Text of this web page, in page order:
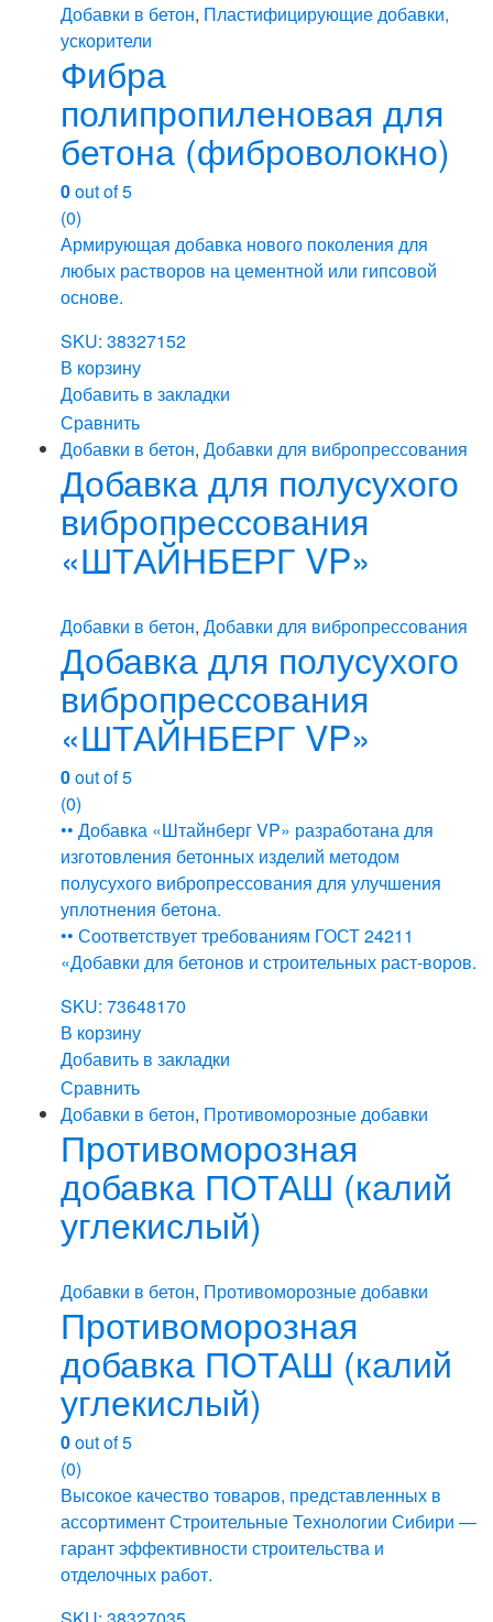
Добавки в бетон, Пластифицирующие добавки,
ускорители
Фибра
полипропиленовая для
бетона (фиброволокно)
0out of 5
(0)
Армирующая добавка нового поколения для
любых растворов на цементной или гипсовой
основе.
SKU: 38327152
В корзину
Добавить в закладки
Сравнить
Добавки в бетон, Добавки для вибропрессования
Добавка для полусухого
вибропрессования
«ШТАЙНБЕРГ VP»
Добавки в бетон, Добавки для вибропрессования
Добавка для полусухого
вибропрессования
«ШТАЙНБЕРГ VP»
0out of 5
(0)
•• Добавка «Штайнберг VP» разработана для
изготовления бетонных изделий методом
полусухого вибропрессования для улучшения
уплотнения бетона.
•• Соответствует требованиям ГОСТ 24211
«Добавки для бетонов и строительных раст-воров.
SKU: 73648170
В корзину
Добавить в закладки
Сравнить
Добавки в бетон, Противоморозные добавки
Противоморозная
добавка ПОТАШ (калий
углекислый)
Добавки в бетон, Противоморозные добавки
Противоморозная
добавка ПОТАШ (калий
углекислый)
0out of 5
(0)
Высокое качество товаров, представленных в
ассортимент Строительные Технологии Сибири —
гарант эффективности строительства и
отделочных работ.